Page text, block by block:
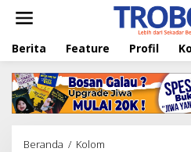
t
Berita Feature Profil
Beranda / Kolom